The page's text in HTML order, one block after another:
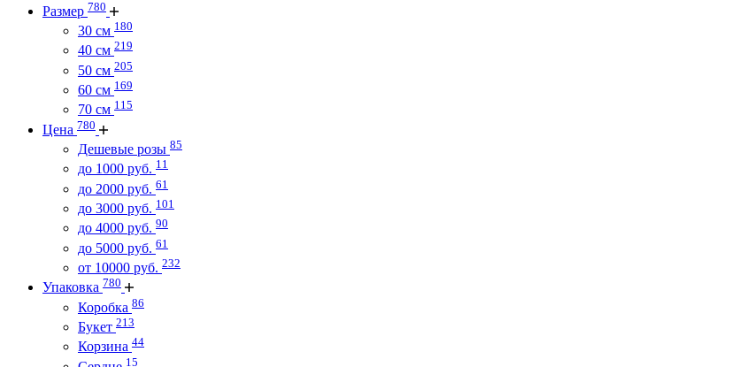
Размер 780
30 см 180
40 см 219
50 см 205
60 см 169
70 см 115
Цена 780
Дешевые розы 85
до 1000 руб. 11
до 2000 руб. 61
до 3000 руб. 101
до 4000 руб. 90
до 5000 руб. 61
от 10000 руб. 232
Упаковка 780
Коробка 86
Букет 213
Корзина 44
15